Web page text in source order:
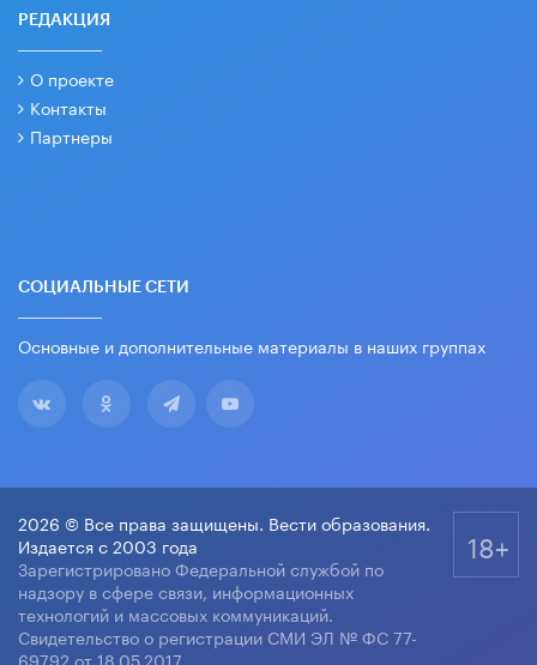
РЕДАКЦИЯ
О проекте
Контакты
Партнеры
СОЦИАЛЬНЫЕ СЕТИ
Основные и дополнительные материалы в наших группах
2026 © Все права защищены. Вести образования.
Издается с 2003 года
Зарегистрировано Федеральной службой по
надзору в сфере связи, информационных
технологий и массовых коммуникаций.
Свидетельство о регистрации СМИ ЭЛ № ФС 77-
69792 от 18.05.2017
18+